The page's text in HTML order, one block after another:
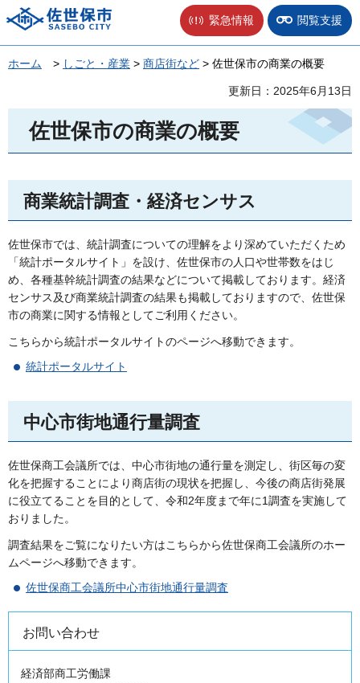
佐世保市 緊急情報 閲覧支援
ホーム > しごと・産業 > 商店街など > 佐世保市の商業の概要
更新日：2025年6月13日
佐世保市の商業の概要
商業統計調査・経済センサス
佐世保市では、統計調査についての理解をより深めていただくため
「統計ポータルサイト」を設け、佐世保市の人口や世帯数をはじ
め、各種基幹統計調査の結果などについて掲載しております。経済
センサス及び商業統計調査の結果も掲載しておりますので、佐世保
市の商業に関する情報としてご利用ください。
こちらから統計ポータルサイトのページへ移動できます。
統計ポータルサイト
中心市街地通行量調査
佐世保商工会議所では、中心市街地の通行量を測定し、街区毎の変
化を把握することにより商店街の現状を把握し、今後の商店街発展
に役立てることを目的として、令和2年度まで年に1調査を実施して
おりました。
調査結果をご覧になりたい方はこちらから佐世保商工会議所のホー
ムページへ移動できます。
佐世保商工会議所中心市街地通行量調査
お問い合わせ
経済部商工労働課